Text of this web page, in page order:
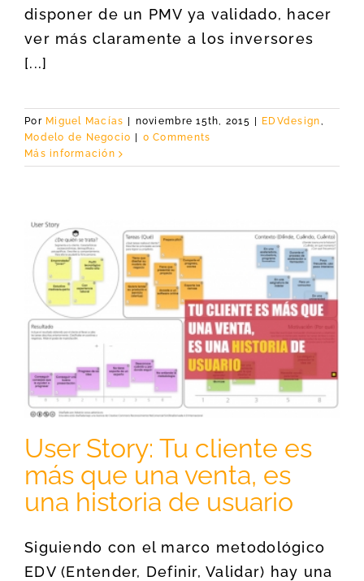
disponer de un PMV ya validado, hacer
ver más claramente a los inversores
[...]
Por Miguel Macías noviembre 15th, 2015 EDVdesign,
Modelo de Negocio
0 Comments
Más información
User Story: Tu cliente es
más que una venta, es
una historia de usuario
Siguiendo con el marco metodológico
EDV (Entender, Definir, Validar) hay una